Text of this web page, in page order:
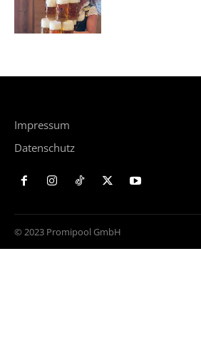
Impressum
Datenschutz
© 2023 Promipool GmbH